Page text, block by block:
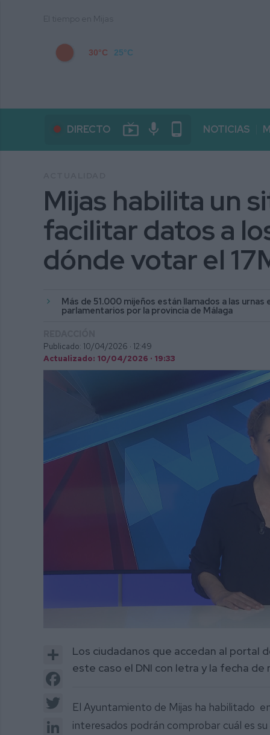
30°C 25°C
DIRECTO live_tv mic phone_android NOTICIAS
Mijas habilita un
facilitar datos a
dónde votar el
Más de 51.000 mijeños están llamados a las
parlamentarios por la provincia de Málaga
Publicado: 10/04/2026 · 12:49
Actualizado: 10/04/2026 · 19:33
1
minute,
38
seconds
Share
Facebook
LinkedIn
Los ciudadanos que accedan al portal
este caso el DNI con letra y la fecha de
El Ayuntamiento de Mijas ha habilitado
interesados podrán comprobar cuál es